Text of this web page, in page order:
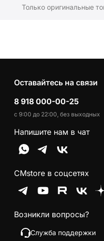
Только оригинальные
Оставайтесь на связи
8 918 000-00-25
с 9:00 до 22:00, без выходных
Напишите нам в чат
CMstore в соцсетях
Возникли вопросы?
Служба поддержки